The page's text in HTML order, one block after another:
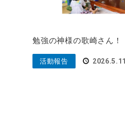
勉強の神様の歌崎さん！
活動報告 2026.5.11